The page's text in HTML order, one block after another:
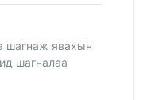
шагнаж явахын
шагналаа